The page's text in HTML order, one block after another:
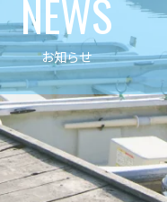
NEWS
お知らせ